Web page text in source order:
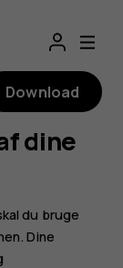
Download
dine
du bruge
Dine